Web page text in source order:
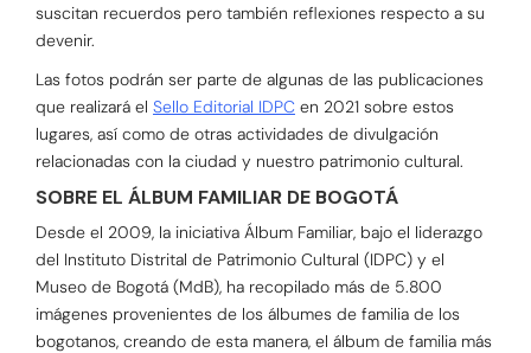
suscitan recuerdos pero también reflexiones respecto a su
devenir.
Las fotos podrán ser parte de algunas de las publicaciones
que realizará el Sello Editorial IDPC en 2021 sobre estos
lugares, así como de otras actividades de divulgación
relacionadas con la ciudad y nuestro patrimonio cultural.
SOBRE EL ÁLBUM FAMILIAR DE BOGOTÁ
Desde el 2009, la iniciativa Álbum Familiar, bajo el liderazgo
del Instituto Distrital de Patrimonio Cultural (IDPC) y el
Museo de Bogotá (MdB), ha recopilado más de 5.800
imágenes provenientes de los álbumes de familia de los
bogotanos, creando de esta manera, el álbum de familia más